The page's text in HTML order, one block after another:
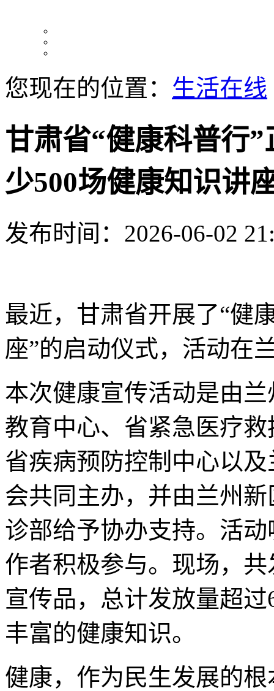
您现在的位置： 生活在线
甘肃省“健康科普行
少500场健康知识讲
发布时间：2026-06-02
最近，甘肃省开展了“
座”的启动仪式，活动在
本次健康宣传活动是由
教育中心、省紧急医疗
省疾病预防控制中心以
会共同主办，并由兰州
诊部给予协办支持。活
作者积极参与。现场，
宣传品，总计发放量超
丰富的健康知识。
健康，作为民生发展的